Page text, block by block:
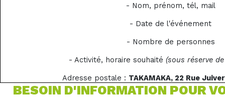
- Nom, prénom, tél, mail
- Date de l'événement
- Nombre de personnes
- Activité, horaire souhaité (sous réserve
Adresse postale : TAKAMAKA, 22 Rue
BESOIN D'INFORMATION POUR